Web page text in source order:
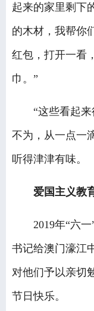
起来的家里剩下
的木材，我帮你
红包，打开一看
巾。”
“这些看起来
不为，从一点一
听得津津有味。
爱国主义教
2019年“六一”
书记给澳门濠江
对他们予以亲切
节日快乐。